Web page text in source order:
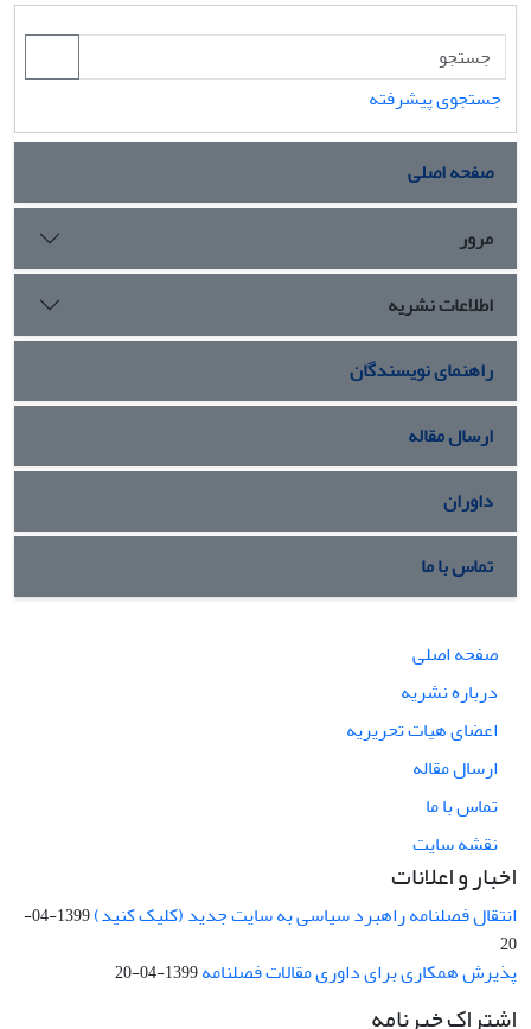
جستجوی پیشرفته
صفحه اصلی
مرور
اطلاعات نشریه
راهنمای نویسندگان
ارسال مقاله
داوران
تماس با ما
صفحه اصلی
درباره نشریه
اعضای هیات تحریریه
ارسال مقاله
تماس با ما
نقشه سایت
اخبار و اعلانات
انتقال فصلنامه راهبرد سیاسی به سایت جدید (کلیک کنید)
1399-04-
20
پذیرش همکاری برای داوری مقالات فصلنامه1399-04-20
اشتراک خبرنامه